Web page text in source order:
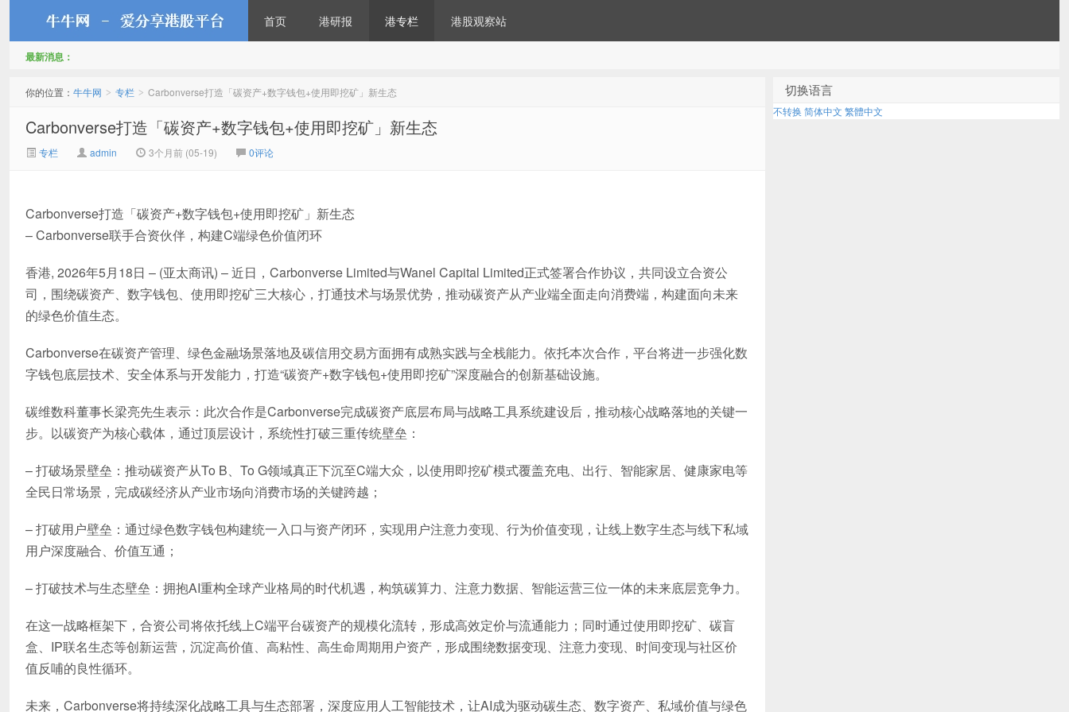
首页 港研报 港专栏 港股观察站
最新消息：
你的位置： 牛牛网 > 专栏 > Carbonverse打造「碳资产+数字钱包+使用即挖矿」新生态
Carbonverse打造「碳资产+数字钱包+使用即挖矿」新生态
专栏 admin 3个月前 (05-19) 0评论
Carbonverse打造「碳资产+数字钱包+使用即挖矿」新生态
– Carbonverse联手合资伙伴，构建C端绿色价值闭环
香港, 2026年5月18日 – (亚太商讯) – 近日，Carbonverse Limited与Wanel Capital Limited正式签署合作协议，共同设立合资公
司，围绕碳资产、数字钱包、使用即挖矿三大核心，打通技术与场景优势，推动碳资产从产业端全面走向消费端，构建面向未来
的绿色价值生态。
Carbonverse在碳资产管理、绿色金融场景落地及碳信用交易方面拥有成熟实践与全栈能力。依托本次合作，平台将进一步强化数
字钱包底层技术、安全体系与开发能力，打造“碳资产+数字钱包+使用即挖矿”深度融合的创新基础设施。
碳维数科董事长梁亮先生表示：此次合作是Carbonverse完成碳资产底层布局与战略工具系统建设后，推动核心战略落地的关键一
步。以碳资产为核心载体，通过顶层设计，系统性打破三重传统壁垒：
– 打破场景壁垒：推动碳资产从To B、To G领域真正下沉至C端大众，以使用即挖矿模式覆盖充电、出行、智能家居、健康家电等
全民日常场景，完成碳经济从产业市场向消费市场的关键跨越；
– 打破用户壁垒：通过绿色数字钱包构建统一入口与资产闭环，实现用户注意力变现、行为价值变现，让线上数字生态与线下私域
用户深度融合、价值互通；
– 打破技术与生态壁垒：拥抱AI重构全球产业格局的时代机遇，构筑碳算力、注意力数据、智能运营三位一体的未来底层竞争力。
在这一战略框架下，合资公司将依托线上C端平台碳资产的规模化流转，形成高效定价与流通能力；同时通过使用即挖矿、碳盲
盒、IP联名生态等创新运营，沉淀高价值、高粘性、高生命周期用户资产，形成围绕数据变现、注意力变现、时间变现与社区价
值反哺的良性循环。
未来，Carbonverse将持续深化战略工具与生态部署，深度应用人工智能技术，让AI成为驱动碳生态、数字资产、私域价值与绿色
切换语言
不转换 简体中文 繁體中文